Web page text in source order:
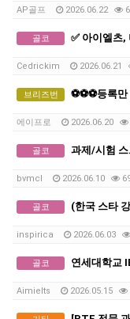
AP골프 2026.06.22
골코 ✅ 아이엘츠,
Cedrickim 2026.06.21
브리즈번 ⚽⚽⚽등록만 해도 할
에이프로 2026.06.20
골코 과제/시험 스트레
bvmcl 2026.06.10
골코 (한국 스타 강사진)A-LEVEL/IB,
inspirica 2026.06.03
골코 연세대학교
Aimielts 2026.05.15